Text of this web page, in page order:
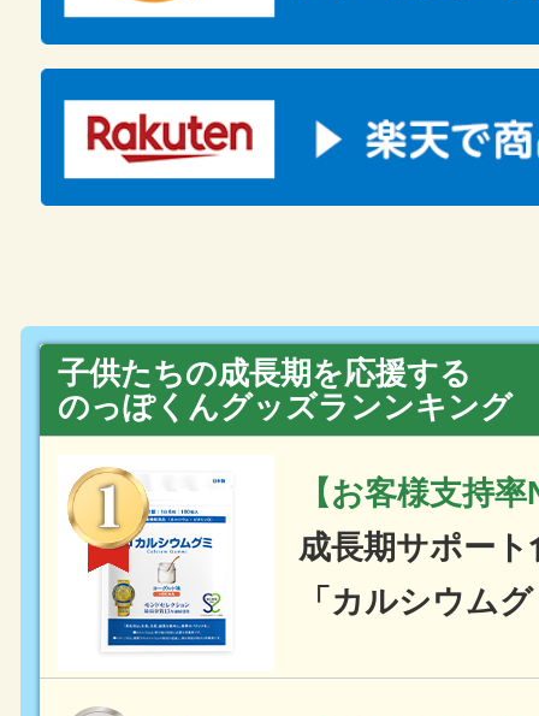
子供たちの成長期を応援する
のっぽくんグッズランンキング
【お客様支持
成長期サポート
「カルシウム